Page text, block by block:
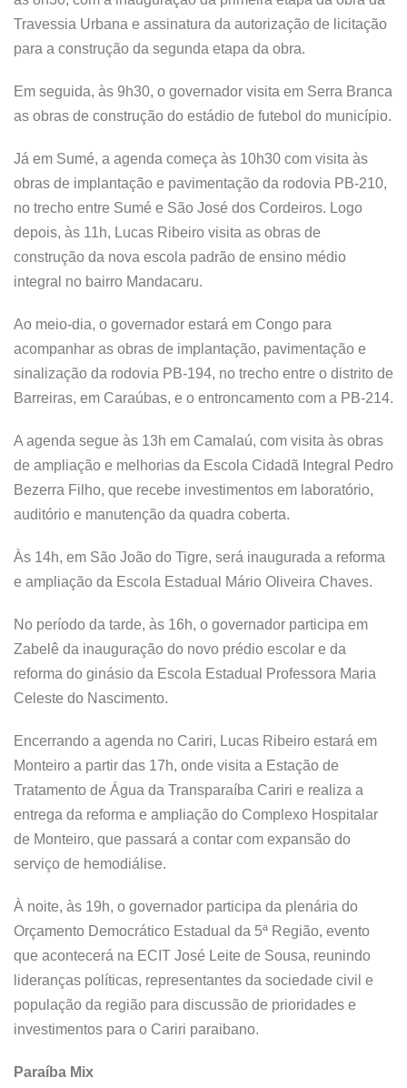
Travessia Urbana e assinatura da autorização de licitação
para a construção da segunda etapa da obra.
Em seguida, às 9h30, o governador visita em Serra Branca
as obras de construção do estádio de futebol do município.
Já em Sumé, a agenda começa às 10h30 com visita às
obras de implantação e pavimentação da rodovia PB-210,
no trecho entre Sumé e São José dos Cordeiros. Logo
depois, às 11h, Lucas Ribeiro visita as obras de
construção da nova escola padrão de ensino médio
integral no bairro Mandacaru.
Ao meio-dia, o governador estará em Congo para
acompanhar as obras de implantação, pavimentação e
sinalização da rodovia PB-194, no trecho entre o distrito de
Barreiras, em Caraúbas, e o entroncamento com a PB-214.
A agenda segue às 13h em Camalaú, com visita às obras
de ampliação e melhorias da Escola Cidadã Integral Pedro
Bezerra Filho, que recebe investimentos em laboratório,
auditório e manutenção da quadra coberta.
Às 14h, em São João do Tigre, será inaugurada a reforma
e ampliação da Escola Estadual Mário Oliveira Chaves.
No período da tarde, às 16h, o governador participa em
Zabelê da inauguração do novo prédio escolar e da
reforma do ginásio da Escola Estadual Professora Maria
Celeste do Nascimento.
Encerrando a agenda no Cariri, Lucas Ribeiro estará em
Monteiro a partir das 17h, onde visita a Estação de
Tratamento de Água da Transparaíba Cariri e realiza a
entrega da reforma e ampliação do Complexo Hospitalar
de Monteiro, que passará a contar com expansão do
serviço de hemodiálise.
À noite, às 19h, o governador participa da plenária do
Orçamento Democrático Estadual da 5ª Região, evento
que acontecerá na ECIT José Leite de Sousa, reunindo
lideranças políticas, representantes da sociedade civil e
população da região para discussão de prioridades e
investimentos para o Cariri paraibano.
Paraíba Mix